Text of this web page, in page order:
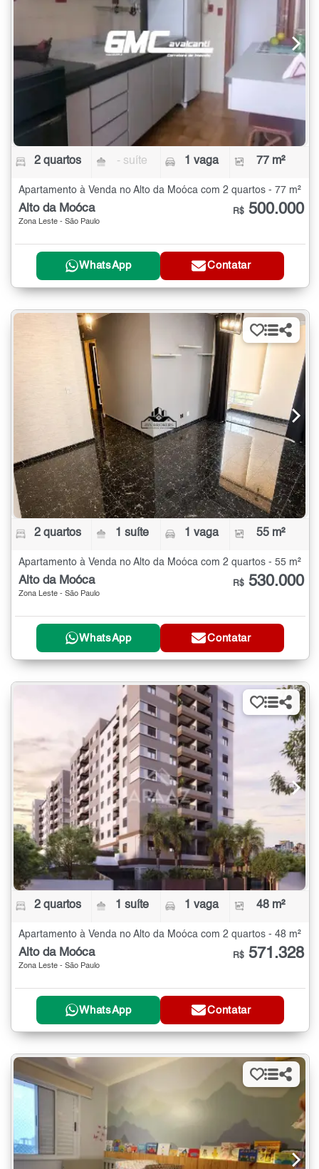
2 quartos - suíte 1 vaga 77 m²
Apartamento à Venda no Alto da Moóca com 2 quartos - 77 m²
Alto da Moóca
Zona Leste - São Paulo
R$ 500.000
WhatsApp Contatar
2 quartos 1 suíte 1 vaga 55 m²
Apartamento à Venda no Alto da Moóca com 2 quartos - 55 m²
Alto da Moóca
Zona Leste - São Paulo
R$ 530.000
WhatsApp Contatar
2 quartos 1 suíte 1 vaga 48 m²
Apartamento à Venda no Alto da Moóca com 2 quartos - 48 m²
Alto da Moóca
Zona Leste - São Paulo
R$ 571.328
WhatsApp Contatar